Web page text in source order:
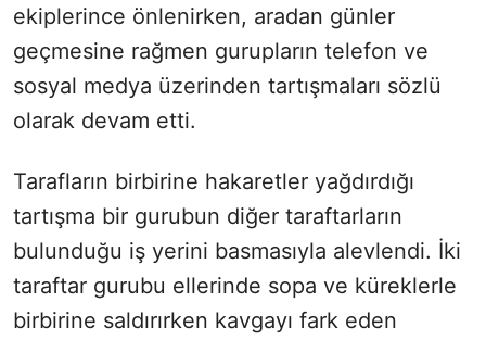
ekiplerince önlenirken, aradan günler
geçmesine rağmen gurupların telefon ve
sosyal medya üzerinden tartışmaları sözlü
olarak devam etti.
Tarafların birbirine hakaretler yağdırdığı
tartışma bir gurubun diğer taraftarların
bulunduğu iş yerini basmasıyla alevlendi. İki
taraftar gurubu ellerinde sopa ve küreklerle
birbirine saldırırken kavgayı fark eden